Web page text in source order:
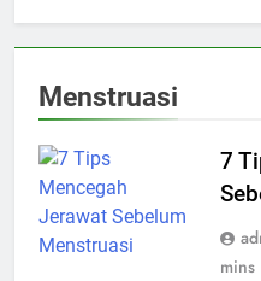
Menstruasi
7
mins